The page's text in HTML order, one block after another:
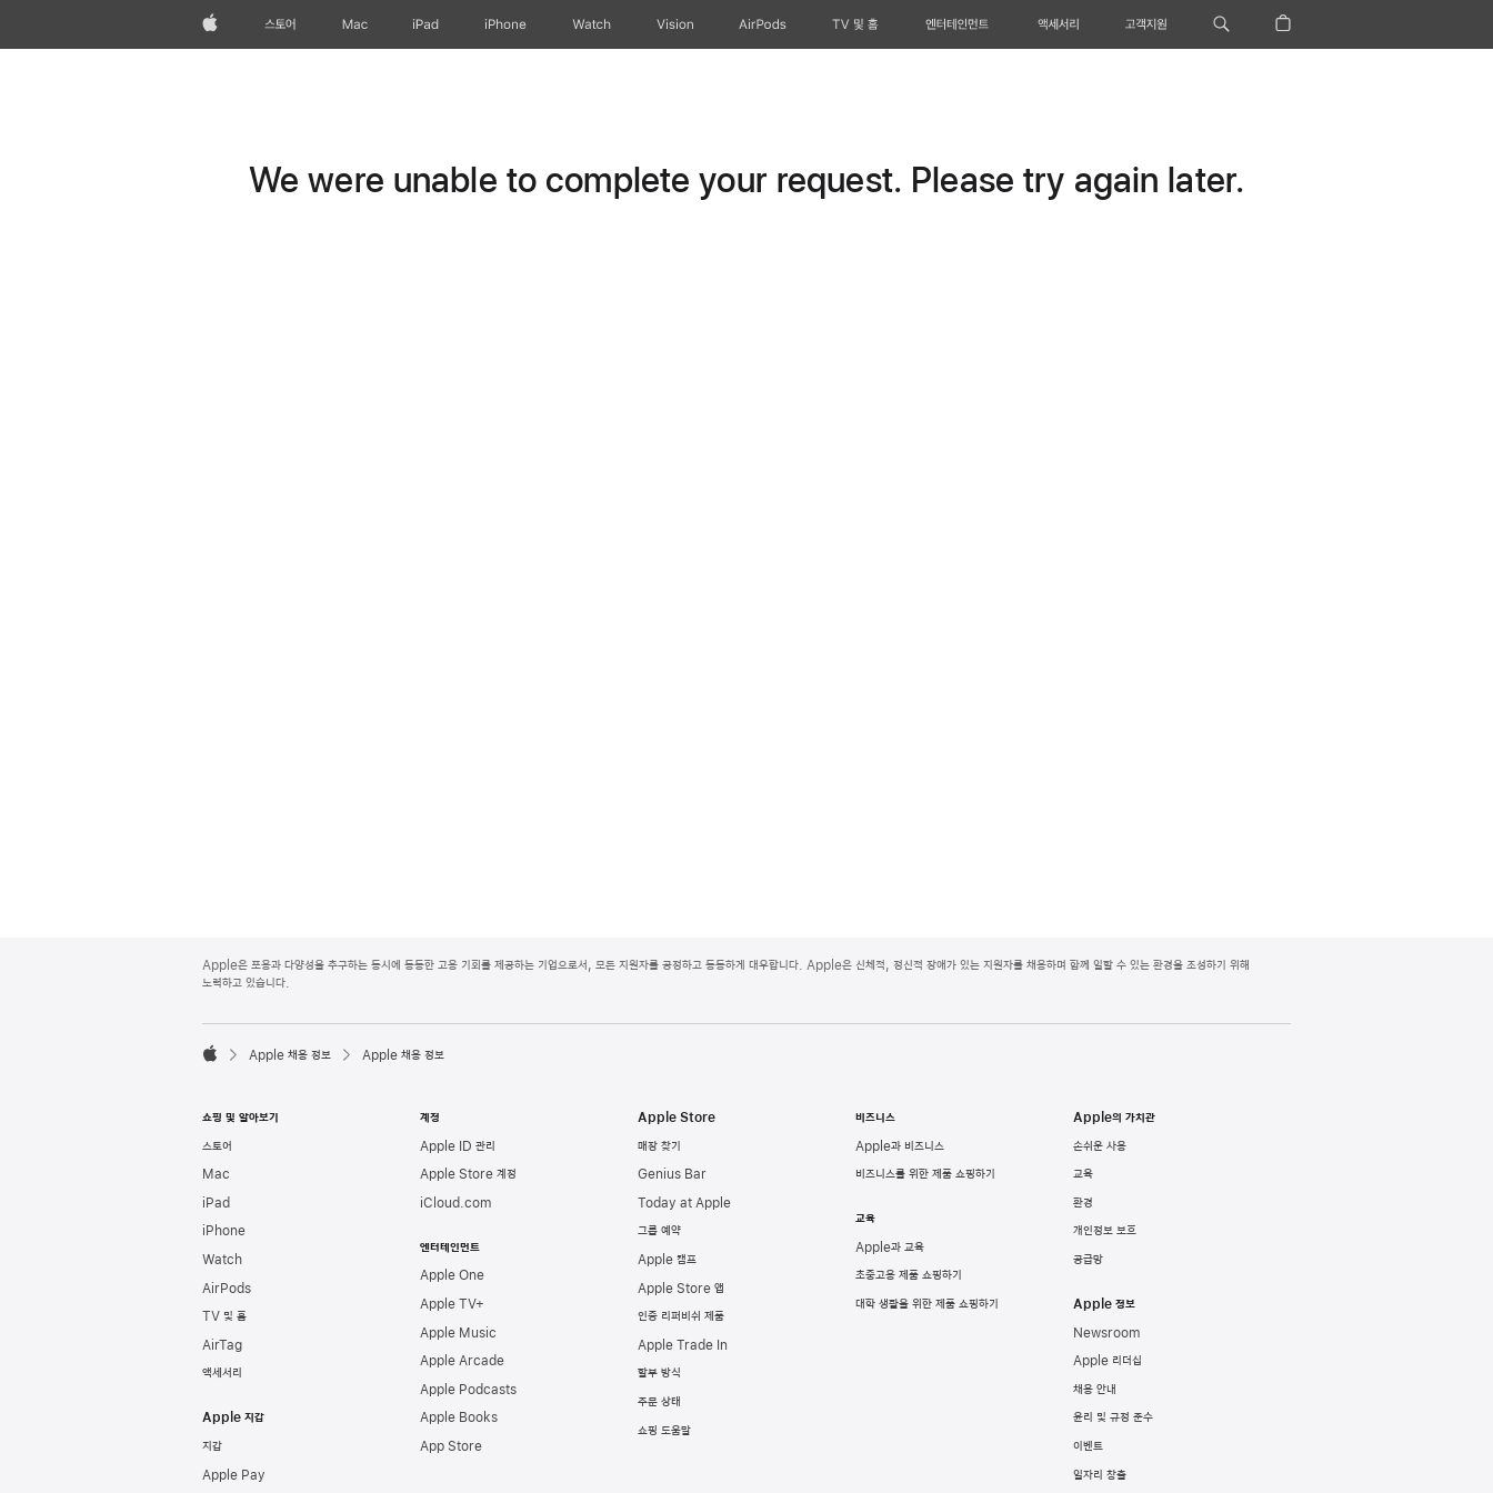
Apple스토어 Mac iPad iPhone Watch Vision AirPods TV 및 홈 엔터테인먼트 액세서리 고객지원
We were unable to complete your request. Please try again later.
p
p
o
r
Apple은 포용과 다양성을 추구하는 동시에 동등한 고용 기회를 제공하는 기업으로서, 모든 지원자를 공정하고 동등하게 대우합니다. Apple은 신체적, 정신적 장애가 있는 지원자를 채용하며 함께 일할 수 있는 환경을 조성하기 위해
노력하고 있습니다.

l
e
Apple 채용 정보 Apple 채용 정보
쇼핑 및 알아보기
스토어
Mac
iPad
iPhone
Watch
AirPods
TV 및 홈
AirTag
액세서리
Apple 지갑
지갑
Apple Pay
계정
Apple ID 관리
Apple Store 계정
iCloud.com
엔터테인먼트
Apple One
Apple TV+
Apple Music
Apple Arcade
Apple Podcasts
Apple Books
App Store
Apple Store
매장 찾기
Genius Bar
Today at Apple
그룹 예약
Apple 캠프
Apple Store 앱
인증 리퍼비쉬 제품
Apple Trade In
할부 방식
주문 상태
쇼핑 도움말
비즈니스
Apple과 비즈니스
비즈니스를 위한 제품 쇼핑하기
교육
Apple과 교육
초중고용 제품 쇼핑하기
대학 생활을 위한 제품 쇼핑하기
Apple의 가치관
손쉬운 사용
교육
환경
개인정보 보호
공급망
Apple 정보
Newsroom
Apple 리더십
채용 안내
윤리 및 규정 준수
이벤트
일자리 창출